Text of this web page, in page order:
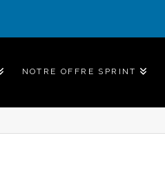
NOTRE OFFRE SPRINT